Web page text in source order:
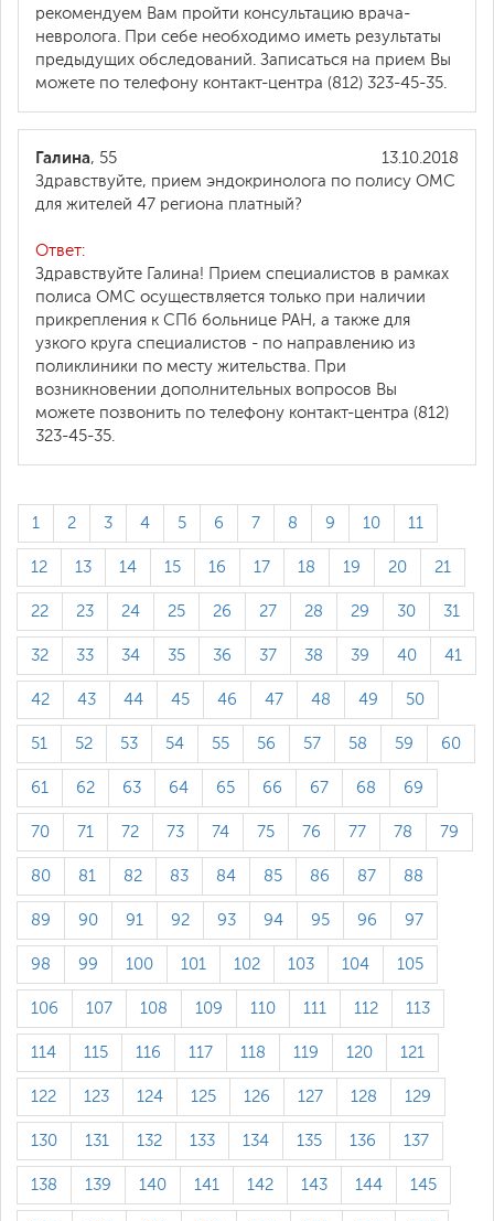
рекомендуем Вам пройти консультацию врача-
невролога. При себе необходимо иметь результаты
предыдущих обследований. Записаться на прием Вы
можете по телефону контакт-центра (812) 323-45-35.
13.10.2018
Галина, 55
Здравствуйте, прием эндокринолога по полису ОМС
для жителей 47 региона платный?
Ответ:
Здравствуйте Галина! Прием специалистов в рамках
полиса ОМС осуществляется только при наличии
прикрепления к СПб больнице РАН, а также для
узкого круга специалистов - по направлению из
поликлиники по месту жительства. При
возникновении дополнительных вопросов Вы
можете позвонить по телефону контакт-центра (812)
323-45-35.
1 2 3 4 5 6 7 8 9 10 11
12 13 14 15 16 17 18 19 20 21
22 23 24 25 26 27 28 29 30 31
32 33 34 35 36 37 38 39 40 41
42 43 44 45 46 47 48 49 50
51 52 53 54 55 56 57 58 59 60
61 62 63 64 65 66 67 68 69
70 71 72 73 74 75 76 77 78 79
80 81 82 83 84 85 86 87 88
89 90 91 92 93 94 95 96 97
98 99 100 101 102 103 104 105
106 107 108 109 110 111 112 113
114 115 116 117 118 119 120 121
122 123 124 125 126 127 128 129
130 131 132 133 134 135 136 137
138 139 140 141 142 143 144 145